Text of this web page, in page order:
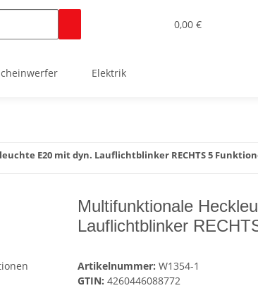
0,00 €
Elektrik
E20 mit dyn. Lauflichtblinker RECHTS 5
Multifunktionale
Lauflichtblinker
Artikelnummer: W1354-1
GTIN: 4260446088772